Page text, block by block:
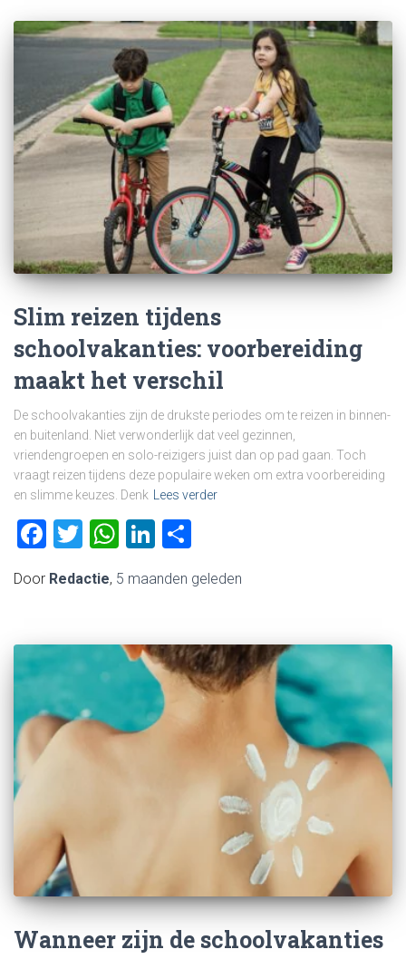
Slim reizen tijdens
schoolvakanties: voorbereiding
maakt het verschil
De schoolvakanties zijn de drukste periodes om te reizen in binnen-
en buitenland. Niet verwonderlijk dat veel gezinnen,
vriendengroepen en solo-reizigers juist dan op pad gaan. Toch
vraagt reizen tijdens deze populaire weken om extra voorbereiding
en slimme keuzes. Denk Lees verder
Facebook
Twitter
WhatsApp
LinkedIn
Door Redactie, 5 maanden geleden
Wanneer zijn de schoolvakanties